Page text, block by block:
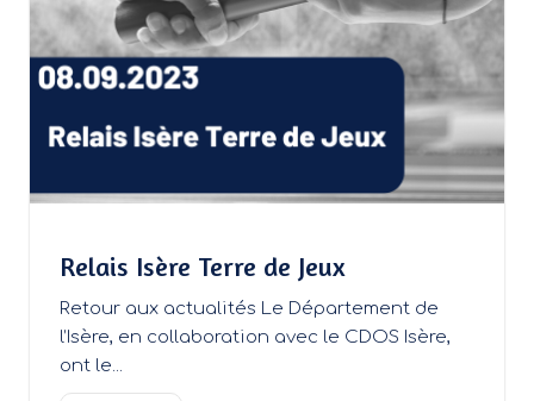
Relais Isère Terre de Jeux
Retour aux actualités Le Département de
l’Isère, en collaboration avec le CDOS Isère,
ont le...